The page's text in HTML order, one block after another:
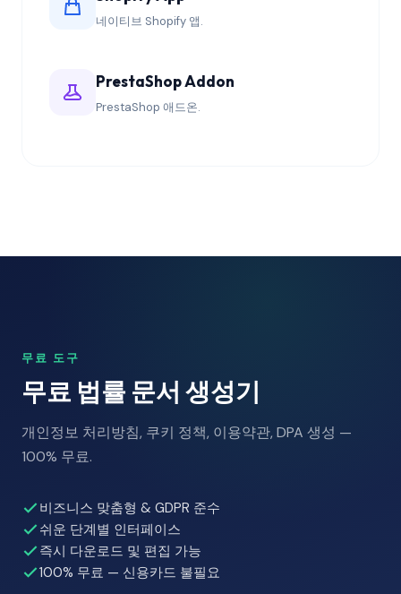
네이티브 Shopify 앱.
PrestaShop Addon
PrestaShop 애드온.
무료 도구
무료 법률 문서 생성기
개인정보 처리방침, 쿠키 정책, 이용약관, DPA 생성 —
100% 무료.
비즈니스 맞춤형 & GDPR 준수
쉬운 단계별 인터페이스
즉시 다운로드 및 편집 가능
100% 무료 — 신용카드 불필요